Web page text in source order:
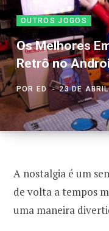
OUTROS JOGOS
Os Melhores
Retrô no
POR ED 23 DE
A nostalgia é um
de volta a tempos
uma maneira